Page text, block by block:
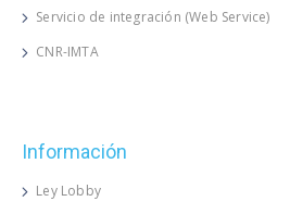
Servicio de integración (Web Service)
CNR-IMTA
Información
Ley Lobby